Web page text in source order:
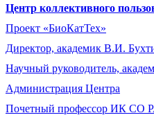
Центр коллективного
Проект «БиоКатТех»
Директор, академик В.И.
Научный руководитель,
Администрация Центра
Почетный профессор ИК СО